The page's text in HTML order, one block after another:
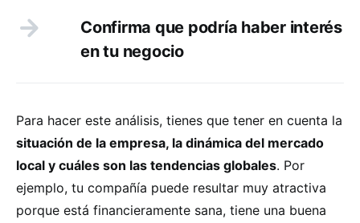
Confirma que podría haber interés
en tu negocio
Para hacer este análisis, tienes que tener en cuenta la
situación de la empresa, la dinámica del mercado
local y cuáles son las tendencias globales. Por
ejemplo, tu compañía puede resultar muy atractiva
porque está financieramente sana, tiene una buena